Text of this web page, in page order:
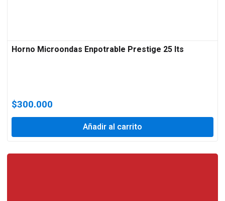
Horno Microondas Enpotrable Prestige 25 lts
$300.000
Añadir al carrito